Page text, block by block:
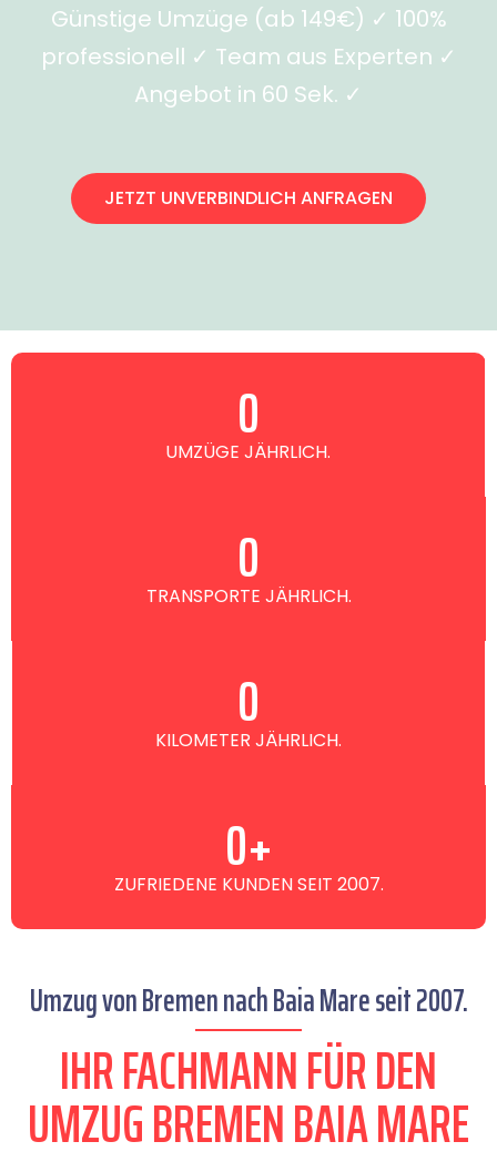
Günstige Umzüge (ab 149€) ✓ 100%
professionell ✓ Team aus Experten ✓
Angebot in 60 Sek. ✓
JETZT UNVERBINDLICH ANFRAGEN
UMZÜGE JÄHRLICH.
0
TRANSPORTE JÄHRLICH.
0
KILOMETER JÄHRLICH.
0
ZUFRIEDENE KUNDEN SEIT 2007.
0+
Umzug von Bremen nach Baia Mare seit 2007.
IHR FACHMANN FÜR DEN
UMZUG BREMEN BAIA MARE